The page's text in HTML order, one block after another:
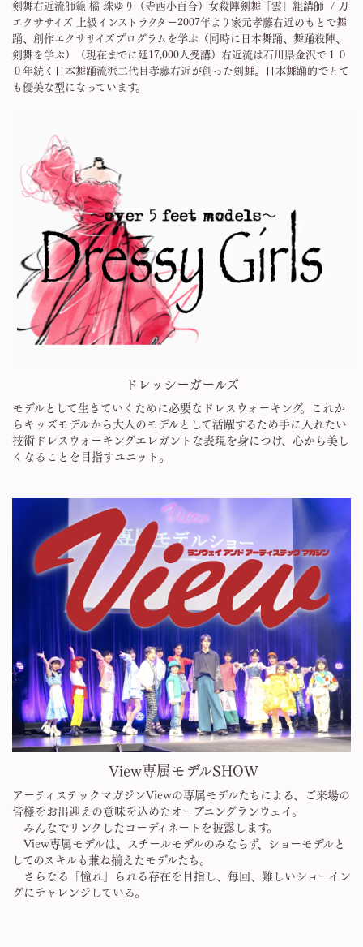
剣舞右近流師範 橘 珠ゆり（寺西小百合）女殺陣剣舞「雲」組講師 / 刀
エクササイズ 上級インストラクター2007年より家元孝藤右近のもとで舞
踊、創作エクササイズプログラムを学ぶ（同時に日本舞踊、舞踊殺陣、
剣舞を学ぶ）（現在までに延17,000人受講）右近流は石川県金沢で１０
０年続く日本舞踊流派二代目孝藤右近が創った剣舞。日本舞踊的でとて
も優美な型になっています。
ドレッシーガールズ
モデルとして生きていくために必要なドレスウォーキング。これか
らキッズモデルから大人のモデルとして活躍するため手に入れたい
技術ドレスウォーキングエレガントな表現を身につけ、心から美し
くなることを目指すユニット。
View専属モデルSHOW
アーティステックマガジンViewの専属モデルたちによる、ご来場の
皆様をお出迎えの意味を込めたオープニングランウェイ。
みんなでリンクしたコーディネートを披露します。
View専属モデルは、スチールモデルのみならず、ショーモデルと
してのスキルも兼ね揃えたモデルたち。
さらなる「憧れ」られる存在を目指し、毎回、難しいショーイン
グにチャレンジしている。